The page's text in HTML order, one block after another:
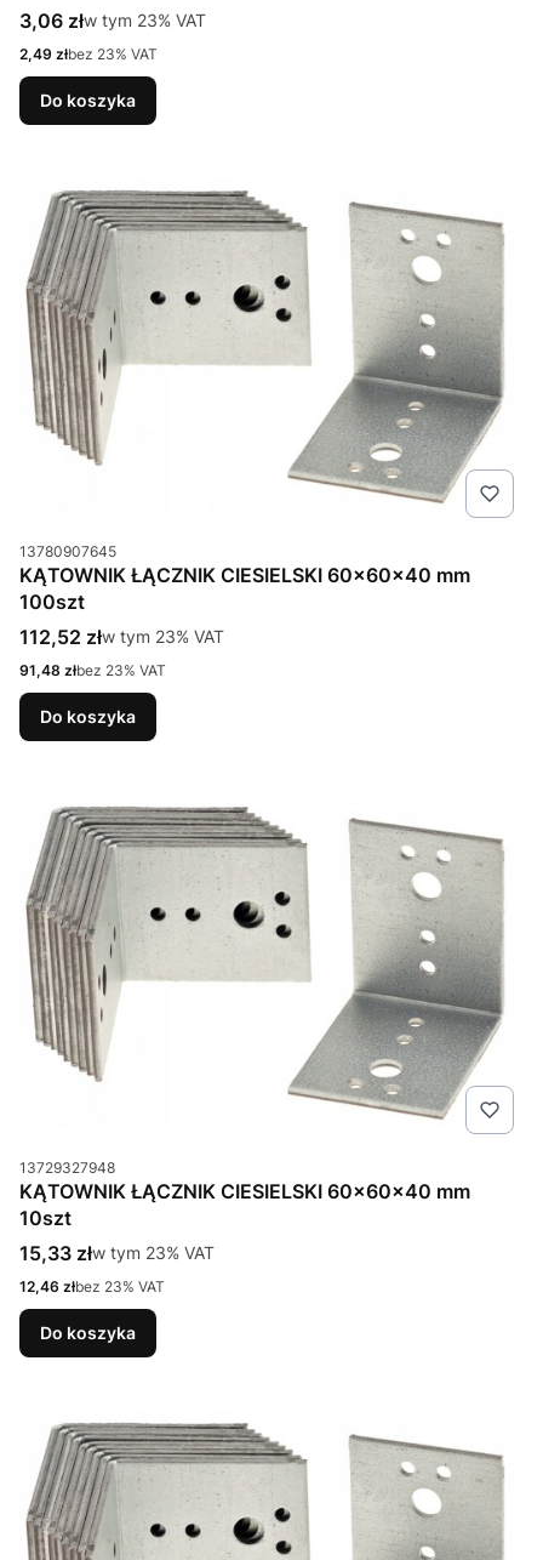
Cena brutto
3,06 złw tym %s VAT
w tym 23% VAT
Cena netto
2,49 złbez 23% VAT
Do koszyka
Kod produktu
13780907645
KĄTOWNIK ŁĄCZNIK CIESIELSKI 60x60x40 mm
100szt
Cena brutto
112,52 złw tym %s VAT
w tym 23% VAT
Cena netto
91,48 złbez 23% VAT
Do koszyka
Kod produktu
13729327948
KĄTOWNIK ŁĄCZNIK CIESIELSKI 60x60x40 mm
10szt
Cena brutto
15,33 złw tym %s VAT
w tym 23% VAT
Cena netto
12,46 złbez 23% VAT
Do koszyka